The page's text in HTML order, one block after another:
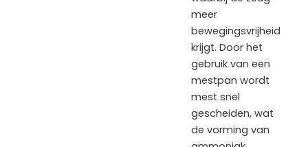
meer
bewegingsvrijheid
krijgt. Door het
gebruik van een
mestpan wordt
mest snel
gescheiden, wat
de vorming van